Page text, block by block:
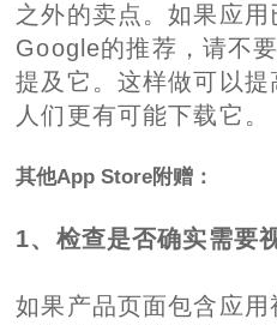
之外的卖点。如果应用
Google的推荐，请不
提及它。这样做可以提
人们更有可能下载它。
其他App Store附赠：
1、检查是否确实需要
如果产品页面包含应